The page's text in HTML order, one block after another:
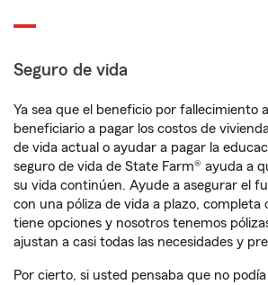
Seguro de vida
Ya sea que el beneficio por fallecimiento
beneficiario a pagar los costos de
de vida actual o ayudar a pagar la
seguro de vida de State Farm® ayuda a
su vida continúen. Ayude a asegurar el
con una póliza de vida a plazo, completa
tiene opciones y nosotros tenemos
ajustan a casi todas las necesidades y
Por cierto, si usted pensaba que no